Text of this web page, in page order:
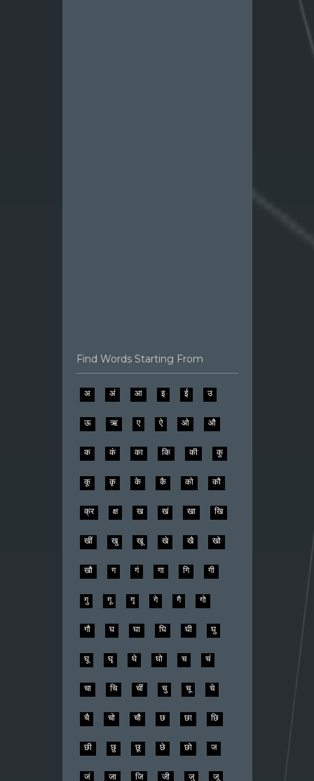
Find Words Starting From
अ अं आ इ ई उ
ऊ ऋ ए ऐ ओ औ
क कं का कि की कु
कू कृ के कै को कौ
क्र क्ष ख खं खा खि
खीं खु खू खे खै खो
खौ ग गं गा गि गी
गु गू गृ गे गै गो
गौ घ घा घि घी घु
घू घृ घे घो च चं
चा चि चीं चु चू चे
चै चो चौ छ छा छि
छी छु छू छे छो ज
जं जा जि जी जु जू